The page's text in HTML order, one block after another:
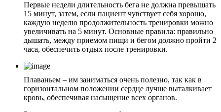
Первые недели длительность бега не должна превышать
15 минут, затем, если пациент чувствует себя хорошо,
каждую неделю продолжительность тренировки можно
увеличивать на 5 минут. Основные правила: правильно
дышать, между приемом пищи и бегом должно пройти 2
часа, обеспечить отдых после тренировки.
Плаваньем – им заниматься очень полезно, так как в
горизонтальном положении сердце лучше выталкивает
кровь, обеспечивая насыщение всех органов.